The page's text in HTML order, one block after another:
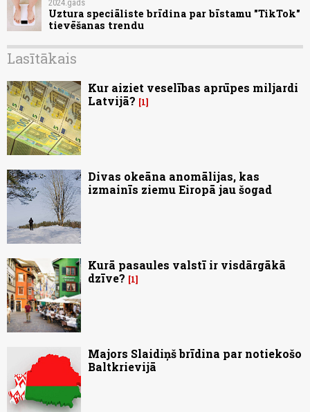
2024.gads
Uztura speciāliste brīdina par bīstamu "TikTok"
tievēšanas trendu
Lasītākais
Kur aiziet veselības aprūpes miljardi
Latvijā?
1
Divas okeāna anomālijas, kas
izmainīs ziemu Eiropā jau šogad
Kurā pasaules valstī ir visdārgākā
dzīve?
1
Majors Slaidiņš brīdina par notiekošo
Baltkrievijā